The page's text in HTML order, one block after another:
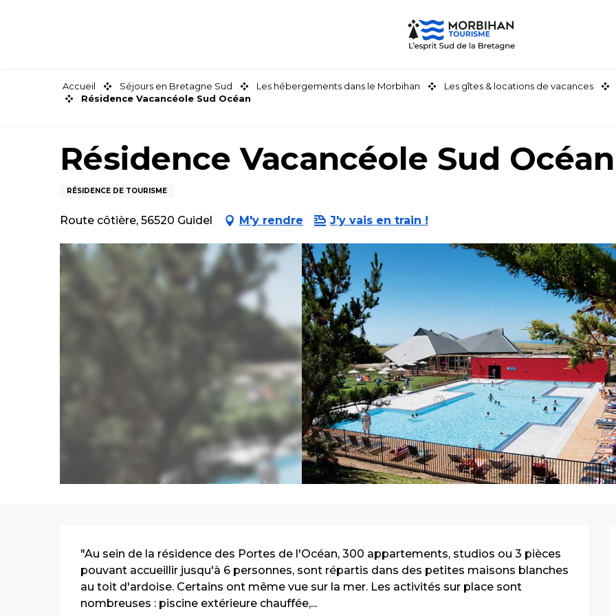
Accueil Séjours en Bretagne Sud Les hébergements dans le Morbihan
Les gîtes & locations de vacances
Résidence Vacancéole Sud Océan
Résidence Vacancéole Sud Océan
RÉSIDENCE DE TOURISME
Route côtière, 56520 Guidel M'y rendre J'y vais en train !
Description
"Au sein de la résidence des Portes de l'Océan, 300 appartements, studios ou 3 pièces
pouvant accueillir jusqu'à 6 personnes, sont répartis dans des petites maisons blanches
au toit d'ardoise. Certains ont même vue sur la mer. Les activités sur place sont
nombreuses : piscine extérieure chauffée,...